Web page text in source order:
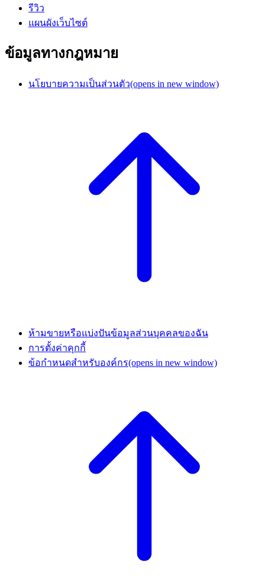
รีวิว
แผนผังเว็บไซต์
ข้อมูลทางกฎหมาย
นโยบายความเป็นส่วนตัว(opens in new window)
ห้ามขายหรือแบ่งปันข้อมูลส่วนบุคคลของฉัน
การตั้งค่าคุกกี้
ข้อกำหนดสำหรับองค์กร(opens in new window)